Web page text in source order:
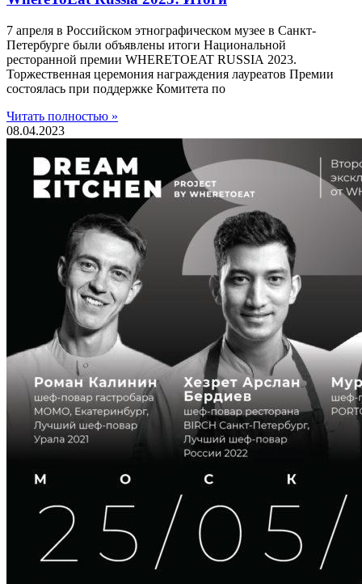
7 апреля в Российском этнографическом музее в Санкт-
Петербурге были объявлены итоги Национальной
ресторанной премии WHERETOEAT RUSSIA 2023.
Торжественная церемония награждения лауреатов Премии
состоялась при поддержке Комитета по
Читать полностью »
08.04.2023